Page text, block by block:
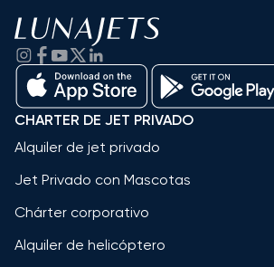
CHARTER DE JET PRIVADO
Alquiler de jet privado
Jet Privado con Mascotas
Chárter corporativo
Alquiler de helicóptero